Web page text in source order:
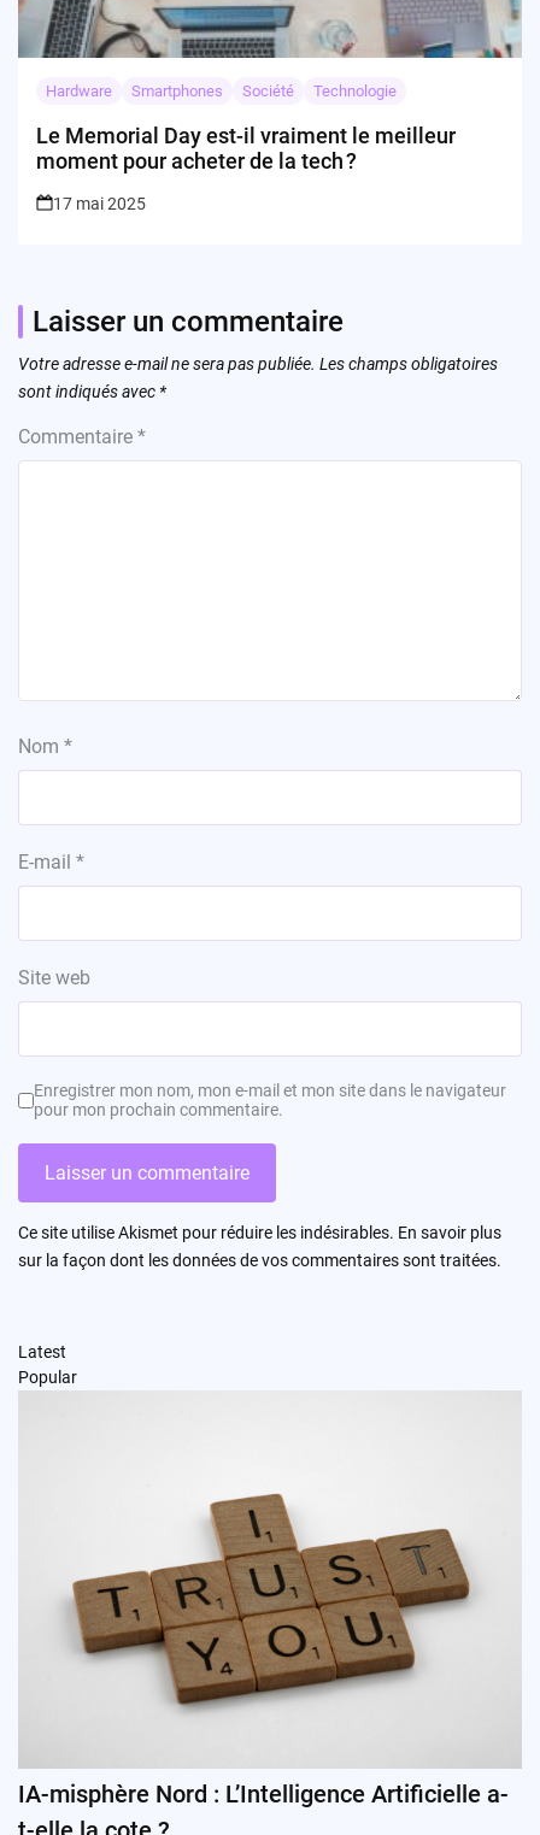
Hardware Smartphones Société Technologie
Le Memorial Day est-il vraiment le meilleur
moment pour acheter de la tech ?
17 mai 2025
Laisser un commentaire
Votre adresse e-mail ne sera pas publiée. Les champs obligatoires
sont indiqués avec *
Commentaire *
Nom *
E-mail *
Site web
Enregistrer mon nom, mon e-mail et mon site dans le navigateur
pour mon prochain commentaire.
Ce site utilise Akismet pour réduire les indésirables. En savoir plus
sur la façon dont les données de vos commentaires sont traitées.
Latest
Popular
IA-misphère Nord : L’Intelligence Artificielle a-